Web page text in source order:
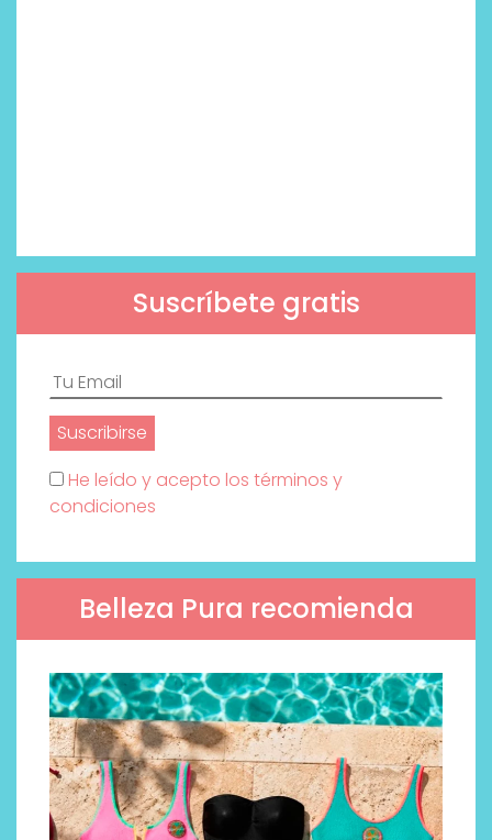
Suscríbete gratis
He leído y acepto los términos y
condiciones
Belleza Pura recomienda